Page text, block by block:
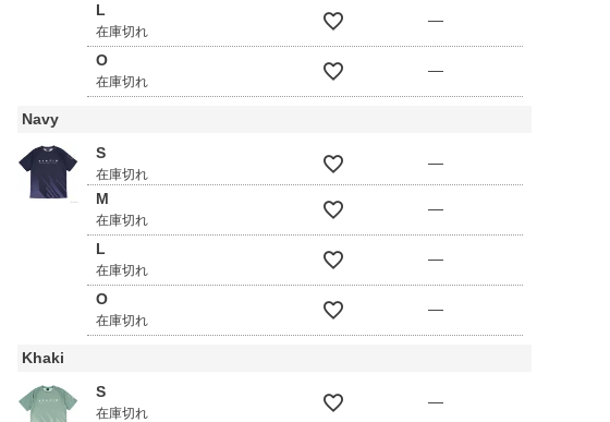
L
在庫切れ
—
O
在庫切れ
—
Navy
S
在庫切れ
—
M
在庫切れ
—
L
在庫切れ
—
O
在庫切れ
—
Khaki
S
在庫切れ
—